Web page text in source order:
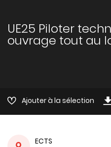
UE25 Piloter
ouvrage tout au
Ajouter à la sélection
ECTS